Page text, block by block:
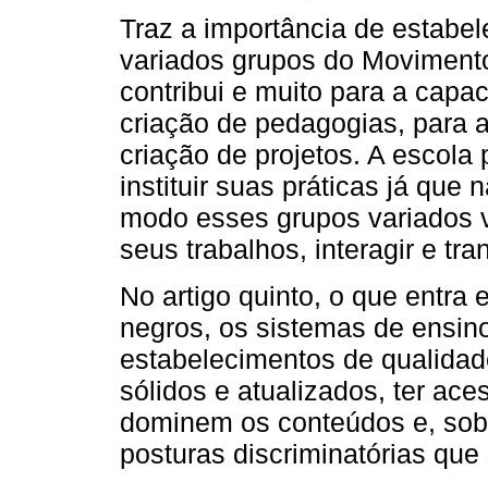
Traz a importância de
variados grupos do
contribui e muito para a
criação de pedagogias, para
criação de projetos. A escola
instituir suas práticas já que
modo esses grupos variados
seus trabalhos, interagir e
No artigo quinto, o que entra
negros, os sistemas de
estabelecimentos de
sólidos e atualizados, ter
dominem os conteúdos e,
posturas discriminatórias